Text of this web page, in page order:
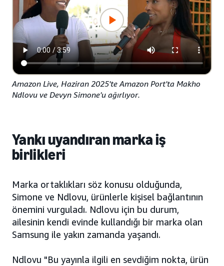
Amazon Live, Haziran 2025'te Amazon Port'ta Makho
Ndlovu ve Devyn Simone'u ağırlıyor.
Yankı uyandıran marka iş
birlikleri
Marka ortaklıkları söz konusu olduğunda,
Simone ve Ndlovu, ürünlerle kişisel bağlantının
önemini vurguladı. Ndlovu için bu durum,
ailesinin kendi evinde kullandığı bir marka olan
Samsung ile yakın zamanda yaşandı.
Ndlovu "Bu yayınla ilgili en sevdiğim nokta, ürün